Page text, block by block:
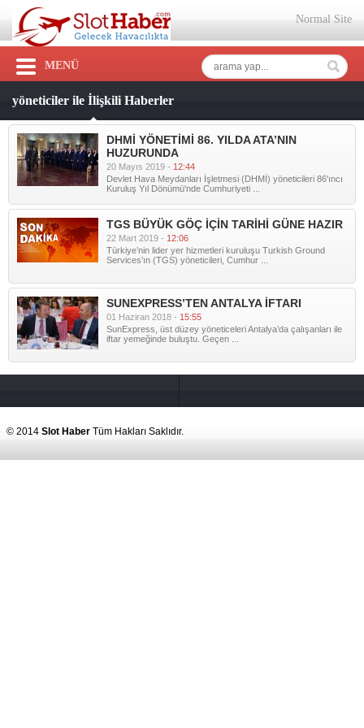
Normal Site
MENÜ
yöneticiler ile İlişkili Haberler
DHMİ YÖNETİMİ 86. YILDA ATA’NIN
HUZURUNDA
20 Mayıs 2019 - 12:44
Devlet Hava Meydanları İşletmesi (DHMİ) yöneticileri 86'ıncı
Kuruluş Yıl Dönümü'nde Cumhuriyeti ...
TGS BÜYÜK GÖÇ İÇİN TARİHİ GÜNE HAZIR
22 Mart 2019 - 12:06
Türkiye’nin lider yer hizmetleri kuruluşu Turkish Ground
Services’ın (TGS) yöneticileri, Cumhur ...
SUNEXPRESS’TEN ANTALYA İFTARI
01 Haziran 2018 - 15:55
SunExpress, üst düzey yöneticeleri Antalya’da çalışanları ile
iftar yemeğinde buluştu. Geçen ...
© 2014 Slot Haber Tüm Hakları Saklıdır.